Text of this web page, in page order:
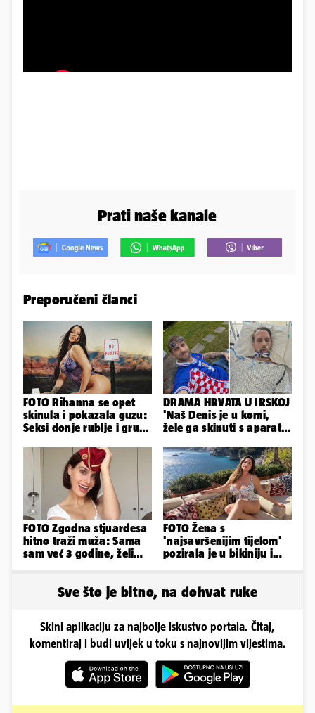
Prati naše kanale
Preporučeni članci
FOTO Rihanna se opet
skinula i pokazala guzu:
Seksi donje rublje i grudi
DRAMA HRVATA U IRSKOJ
'Naš Denis je u komi,
žele ga skinuti s aparata!
FOTO Zgodna stjuardesa
hitno traži muža: Sama
sam već 3 godine, želim
FOTO Žena s
'najsavršenijim tijelom'
pozirala je u bikiniju i
Sve što je bitno, na dohvat ruke
Skini aplikaciju za najbolje iskustvo portala. Čitaj,
komentiraj i budi uvijek u toku s najnovijim vijestima.